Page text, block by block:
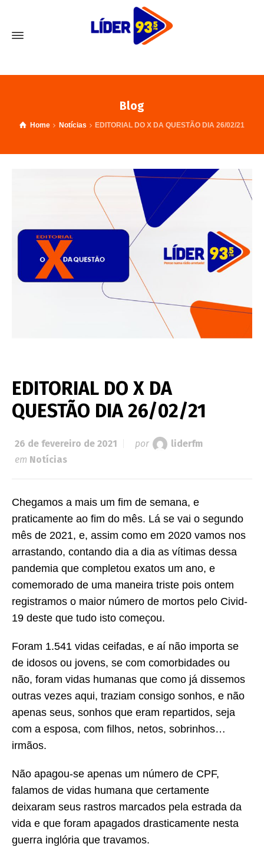
Blog
Home Notícias EDITORIAL DO X DA QUESTÃO DIA 26/02/21
EDITORIAL DO X DA
QUESTÃO DIA 26/02/21
26 de fevereiro de 2021 por
liderfm
em Notícias
Chegamos a mais um fim de semana, e
praticamente ao fim do mês. Lá se vai o segundo
mês de 2021, e, assim como em 2020 vamos nos
arrastando, contando dia a dia as vítimas dessa
pandemia que completou exatos um ano, e
comemorado de uma maneira triste pois ontem
registramos o maior número de mortos pelo Civid-
19 deste que tudo isto começou.
Foram 1.541 vidas ceifadas, e aí não importa se
de idosos ou jovens, se com comorbidades ou
não, foram vidas humanas que como já dissemos
outras vezes aqui, traziam consigo sonhos, e não
apenas seus, sonhos que eram repartidos, seja
com a esposa, com filhos, netos, sobrinhos…
irmãos.
Não apagou-se apenas um número de CPF,
falamos de vidas humana que certamente
deixaram seus rastros marcados pela estrada da
vida e que foram apagados drasticamente nesta
guerra inglória que travamos.